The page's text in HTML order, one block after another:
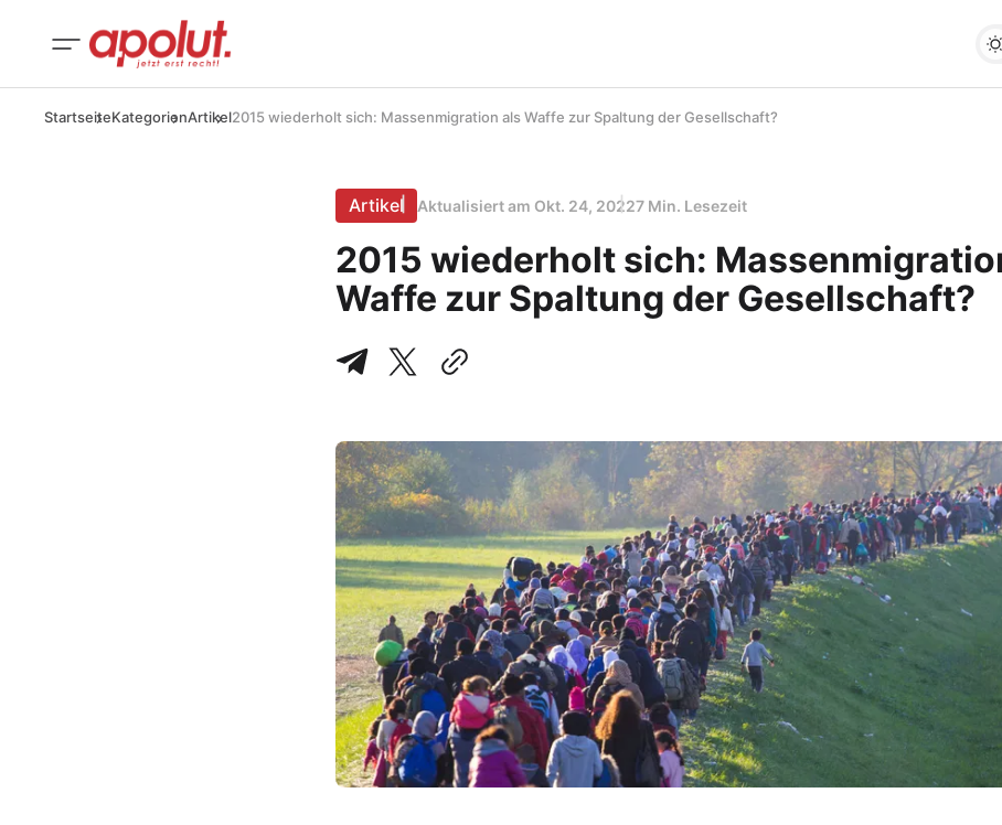
StartseiteKategorienArtikel2015 wiederholt sich: Massenmigration als Waffe zur Spaltung der Gesellschaft?
Artikel Aktualisiert am Okt. 24, 20227 Min. Lesezeit
2015 wiederholt sich:
Waffe zur Spaltung der Gesellschaft?